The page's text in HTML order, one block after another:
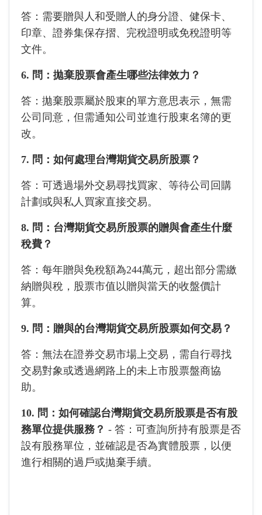
答：需要贈與人和受贈人的身分證、健保卡、
印章、證券集保存摺、完稅證明或免稅證明等
文件。
6. 問：拋棄股票會產生哪些法律效力？
答：拋棄股票屬於股東的單方意思表示，無需
公司同意，但需通知公司並進行股東名簿的更
改。
7. 問：如何處理台灣期貨交易所股票？
答：可透過場外交易尋找買家、等待公司回購
計劃或與私人買家直接交易。
8. 問：台灣期貨交易所股票的贈與會產生什麼
稅費？
答：每年贈與免稅額為244萬元，超出部分需繳
納贈與稅，股票市值以贈與當天的收盤價計
算。
9. 問：贈與的台灣期貨交易所股票如何交易？
答：無法在證券交易市場上交易，需自行尋找
交易對象或透過網路上的未上市股票盤商協
助。
10. 問：如何確認台灣期貨交易所股票是否有股
務單位提供服務？ - 答：可查詢所持有股票是否
設有股務單位，並確認是否為實體股票，以便
進行相關的過戶或拋棄手續。